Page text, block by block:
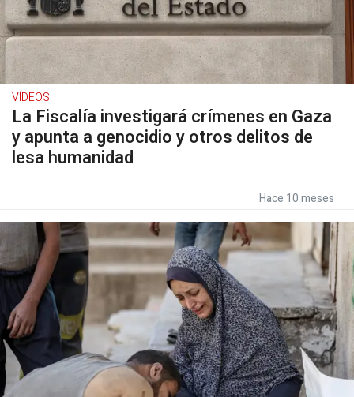
VÍDEOS
La Fiscalía investigará crímenes en Gaza
y apunta a genocidio y otros delitos de
lesa humanidad
Hace 10 meses